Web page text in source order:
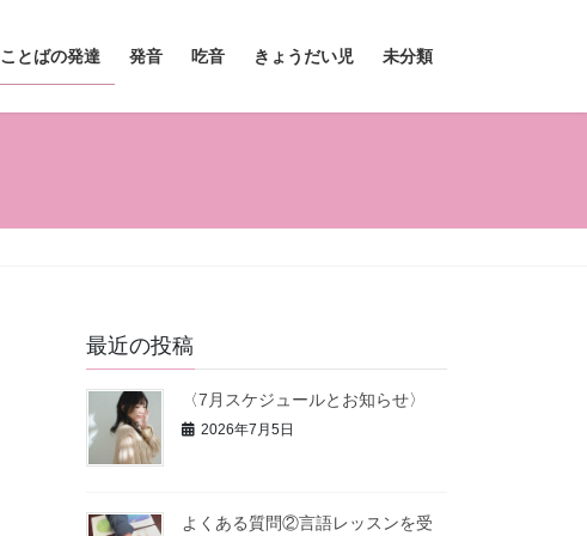
ことばの発達 発音 吃音 きょうだい児 未分類
最近の投稿
〈7月スケジュールとお知らせ〉
2026年7月5日
よくある質問②言語レッスンを受